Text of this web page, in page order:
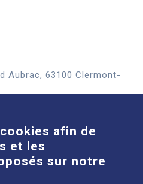
Aubrac, 63100 Clermont-
Cébazat
afin de
et les
sur notre